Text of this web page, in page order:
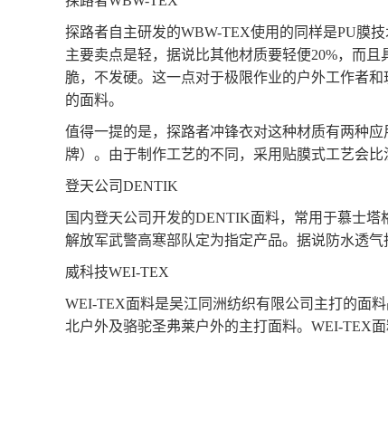
探路者自主研发的WBW-TEX使用的同样是PU膜
主要卖点是轻，据说比其他材质要轻便20%，而
脆，不发硬。这一点对于极限作业的户外工作者
的面料。
值得一提的是，探路者冲锋衣对这种材质有两种
牌）。由于制作工艺的不同，采用贴膜式工艺会
登天公司DENTIK
国内登天公司开发的DENTIK面料，常用于慕士塔
解放军武警高寒部队定为指定产品。据说防水透气
威科技WEI-TEX
WEI-TEX面料是吴江同洲纺织有限公司主打的面
北户外及骆驼圣弗莱户外的主打面料。WEI-TEX